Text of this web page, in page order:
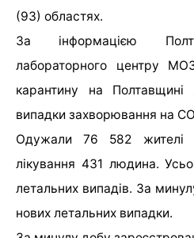
(93) областях.
За інформацією
лабораторного центру
карантину на Полтавщині
випадки захворювання на
Одужали 76 582 жителі
лікування 431 людина.
летальних випадів. За
нових летальних випадки.